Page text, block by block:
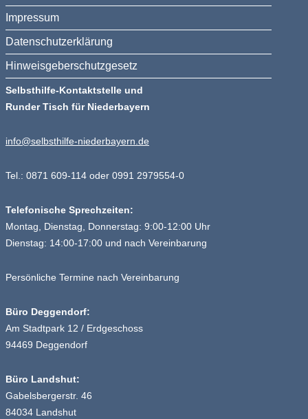
Impressum
Datenschutzerklärung
Hinweisgeberschutzgesetz
Selbsthilfe-Kontaktstelle und
Runder Tisch für Niederbayern
info@selbsthilfe-niederbayern.de
Tel.: 0871 609-114 oder 0991 2979554-0
Telefonische Sprechzeiten:
Montag, Dienstag, Donnerstag: 9:00-12:00 Uhr
Dienstag: 14:00-17:00 und nach Vereinbarung
Persönliche Termine nach Vereinbarung
Büro Deggendorf:
Am Stadtpark 12 / Erdgeschoss
94469 Deggendorf
Büro Landshut:
Gabelsbergerstr. 46
84034 Landshut